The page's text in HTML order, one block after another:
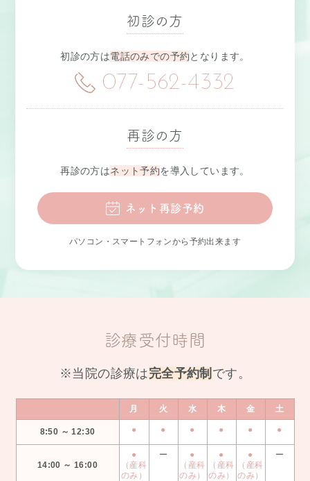
初診の方
初診の方は電話のみでの予約となります。
077-562-4332
再診の方
再診の方はネット予約を導入しています。
ネット再診予約
パソコン・スマートフォンから予約出来ます
診療受付時間
※当院の診療は完全予約制 です。
月 火 水 木 金 土
8:50 ～ 12:30 ● ● ● ● ● ●
14:00 ～ 16:00
●
（産科
のみ）
ー
●
（産科
のみ）
●
（産科
のみ）
●
（産科
のみ）
ー